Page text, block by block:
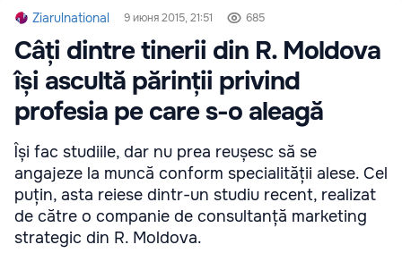
Ziarulnational 9 июня 2015, 21:51 685
Câți dintre tinerii din R. Moldova
își ascultă părinții privind
profesia pe care s-o aleagă
Își fac studiile, dar nu prea reușesc să se
angajeze la muncă conform specialității alese. Cel
puțin, asta reiese dintr-un studiu recent, realizat
de către o companie de consultanță marketing
strategic din R. Moldova.